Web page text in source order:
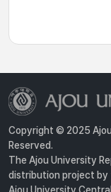
Copyright © 2025
Reserved.
The Ajou University
distribution project by